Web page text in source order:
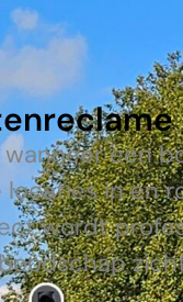
een
in en
wordt
boodschap